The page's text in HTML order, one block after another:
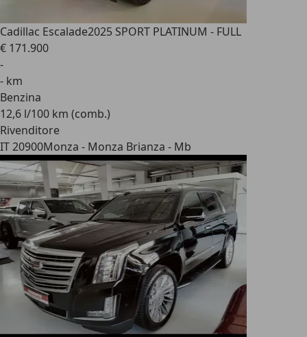
Cadillac Escalade2025 SPORT PLATINUM - FULL
€ 171.900
-
- km
Benzina
12,6 l/100 km (comb.)
Rivenditore
IT 20900Monza - Monza Brianza - Mb